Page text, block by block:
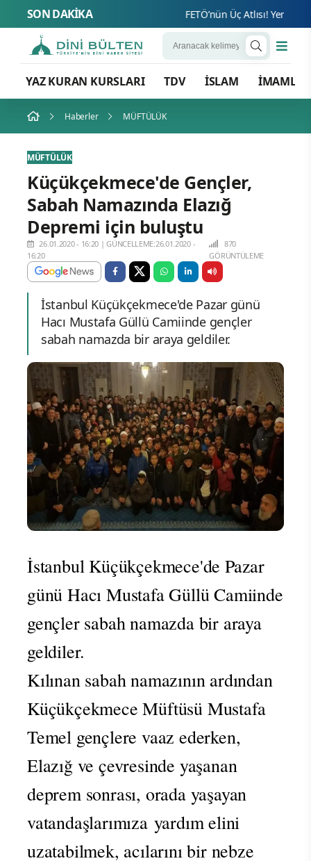
SON DAKİKA FETÖ’nün Üç Atlısı! Yeni
YAZ KURAN KURSLARI TDV İSLAM İMAMLAR
Haberler MÜFTÜLÜK
MÜFTÜLÜK
Küçükçekmece'de Gençler,
Sabah Namazında Elazığ
Depremi için buluştu
26.01.2020 - 16:20 |GÜNCELLEME:26.01.2020 -
16:20
870
GÖRÜNTÜLEME
İstanbul Küçükçekmece'de Pazar günü
Hacı Mustafa Güllü Camiinde gençler
sabah namazda bir araya geldiler.
İstanbul Küçükçekmece'de Pazar
günü Hacı Mustafa Güllü Camiinde
gençler sabah namazda bir araya
geldiler.
Kılınan sabah namazının ardından
Küçükçekmece Müftüsü Mustafa
Temel gençlere vaaz ederken,
Elazığ ve çevresinde yaşanan
deprem sonrası, orada yaşayan
vatandaşlarımıza yardım elini
uzatabilmek, acılarını bir nebze